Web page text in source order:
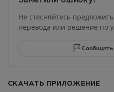
Не стесняйтесь
перевода или решение по
СКАЧАТЬ ПРИЛОЖЕНИЕ